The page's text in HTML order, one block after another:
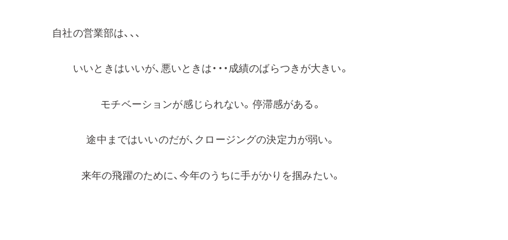
自社の営業部は、、、
いいときはいいが、悪いときは・・・成績のばらつきが大きい。
モチベーションが感じられない。停滞感がある。
途中まではいいのだが、クロージングの決定力が弱い。
来年の飛躍のために、今年のうちに手がかりを掴みたい。